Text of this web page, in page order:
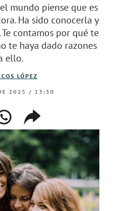
mundo piense que es
Ha sido conocerla y
contamos por qué te
te haya dado razones
ello.
LÓPEZ
2025 / 13:30
compartir
enlace